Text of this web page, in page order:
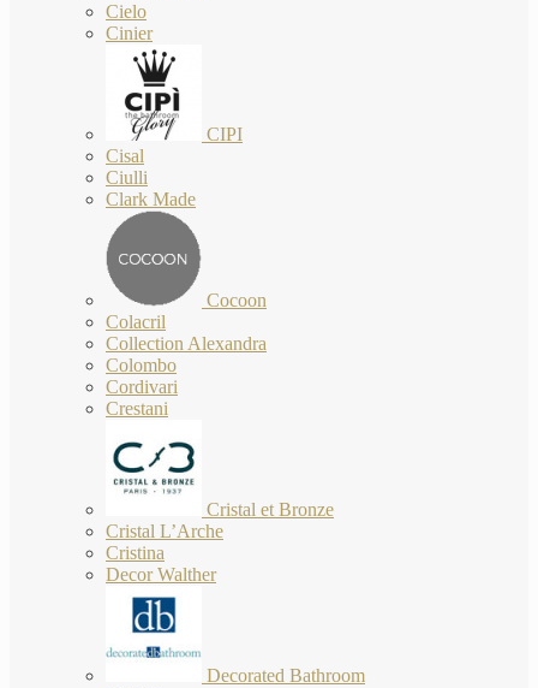
Cielo
Cinier
CIPI
Cisal
Ciulli
Clark Made
Cocoon
Colacril
Collection Alexandra
Colombo
Cordivari
Crestani
Cristal et Bronze
Cristal L’Arche
Cristina
Decor Walther
Decorated Bathroom